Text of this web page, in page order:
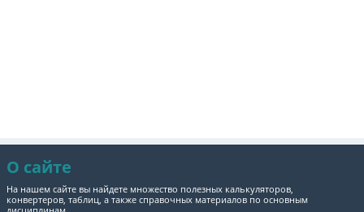
О сайте
На нашем сайте вы найдете множество полезных калькуляторов,
конвертеров, таблиц, а также справочных материалов по основным